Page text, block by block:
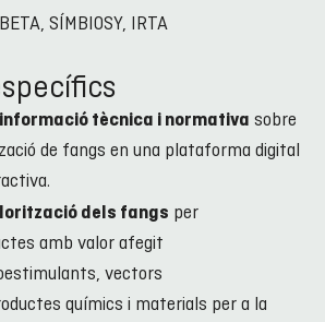
SÍMBIOSY, IRTA
tècnica i normativa sobre
de fangs en una plataforma digital
dels fangs per
amb valor afegit
vectors
químics i materials per a la